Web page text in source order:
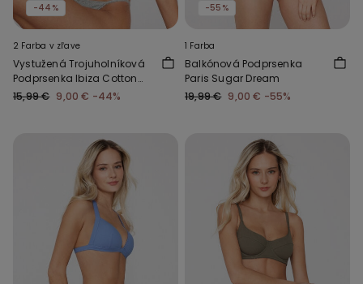
-44%
2 Farba v zľave
Vystužená Trojuholníková
Podprsenka Ibiza Cotton
Cutie
15,99 € 9,00 € -44%
-55%
1 Farba
Balkónová Podprsenka
Paris Sugar Dream
19,99 € 9,00 € -55%